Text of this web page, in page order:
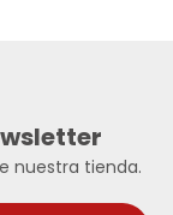
nuestra tienda.